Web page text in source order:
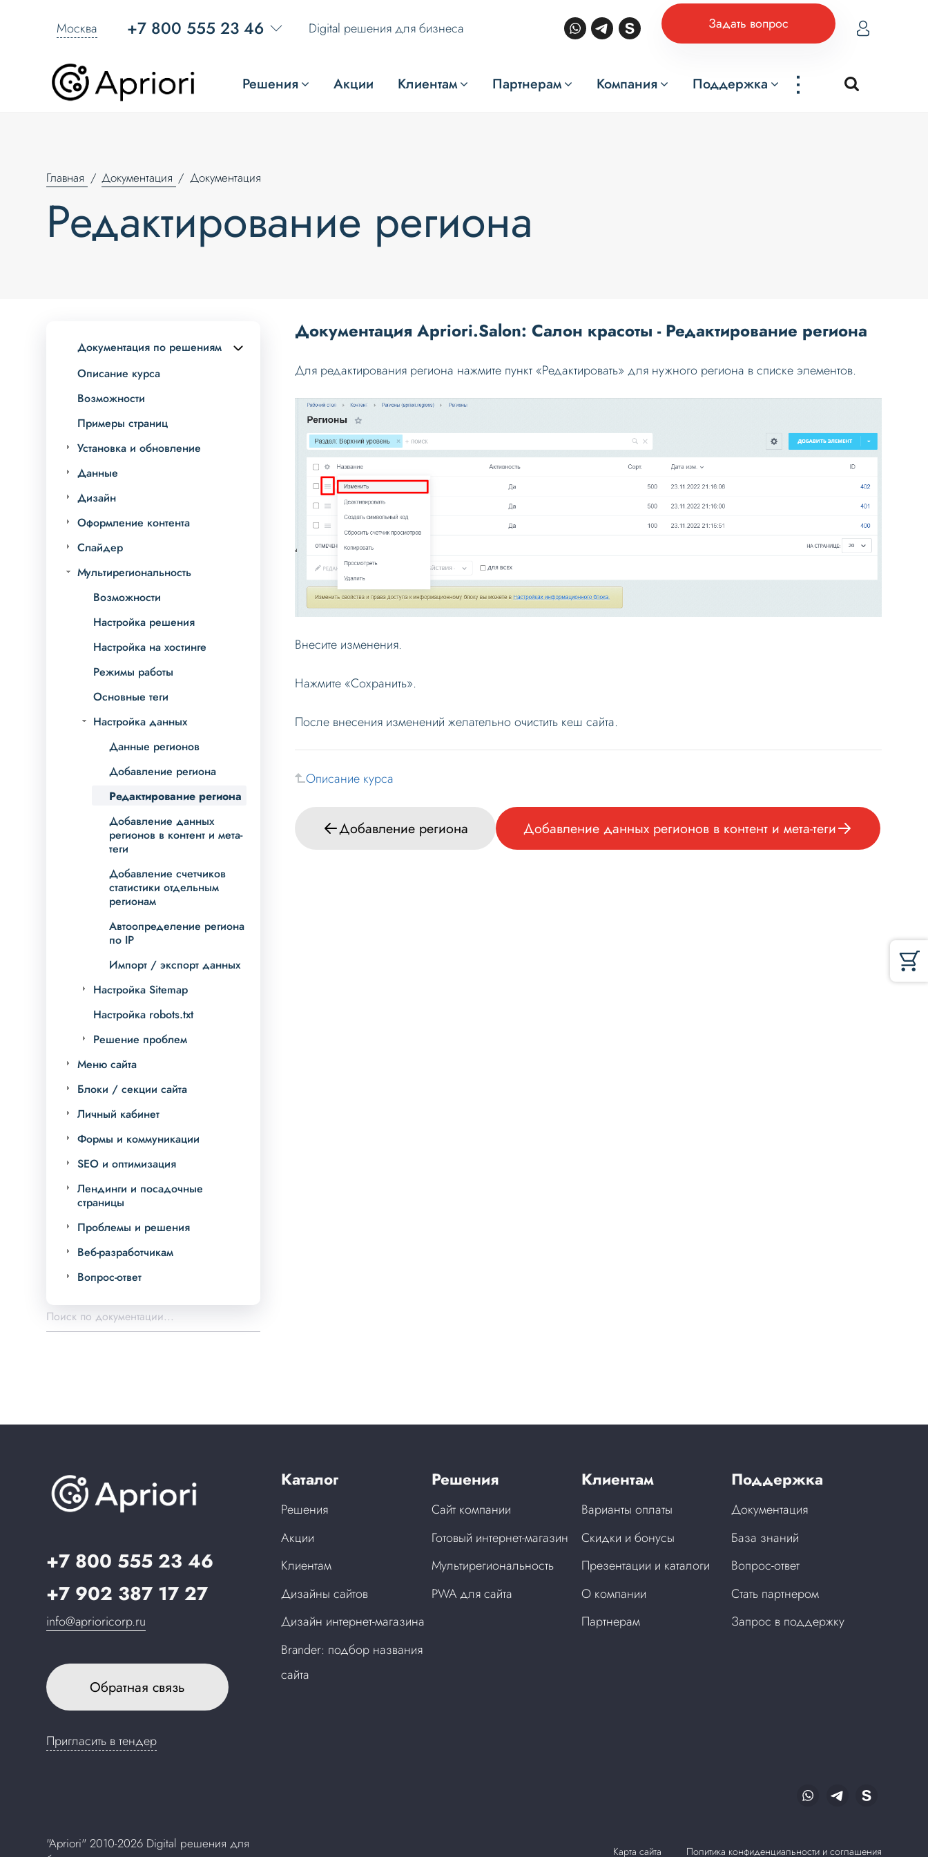
Москва +7 800 555 23 46 Digital решения для бизнеса Задать вопрос
Решения Акции Клиентам Партнерам Компания Поддержка ...
Главная Документация Документация
Редактирование региона
Документация по решениям
Описание курса
Возможности
Примеры страниц
Установка и обновление
Данные
Дизайн
Оформление контента
Слайдер
Мультирегиональность
Возможности
Настройка решения
Настройка на хостинге
Режимы работы
Основные теги
Настройка данных
Данные регионов
Добавление региона
Редактирование региона
Добавление данных
регионов в контент и мета-
теги
Добавление счетчиков
статистики отдельным
регионам
Автоопределение региона
по IP
Импорт / экспорт данных
Настройка Sitemap
Настройка robots.txt
Решение проблем
Меню сайта
Блоки / секции сайта
Личный кабинет
Формы и коммуникации
SEO и оптимизация
Лендинги и посадочные
страницы
Проблемы и решения
Веб-разработчикам
Вопрос-ответ
Документация Apriori.Salon: Салон красоты - Редактирование региона
Для редактирования региона нажмите пункт «Редактировать» для нужного региона в списке элементов.
Внесите изменения.
Нажмите «Сохранить».
После внесения изменений желательно очистить кеш сайта.
Описание курса
Добавление региона Добавление данных регионов в контент и мета-теги
+7 800 555 23 46
+7 902 387 17 27
info@aprioricorp.ru
Обратная связь
Пригласить в тендер
Каталог
Решения
Акции
Клиентам
Дизайны сайтов
Дизайн интернет-магазина
Brander: подбор названия
сайта
Решения
Сайт компании
Готовый интернет-магазин
Мультирегиональность
PWA для сайта
Клиентам
Варианты оплаты
Скидки и бонусы
Презентации и каталоги
О компании
Партнерам
Поддержка
Документация
База знаний
Вопрос-ответ
Стать партнером
Запрос в поддержку
"Apriori" 2010-2026 Digital решения для
Карта сайта Политика конфиденциальности и соглашения